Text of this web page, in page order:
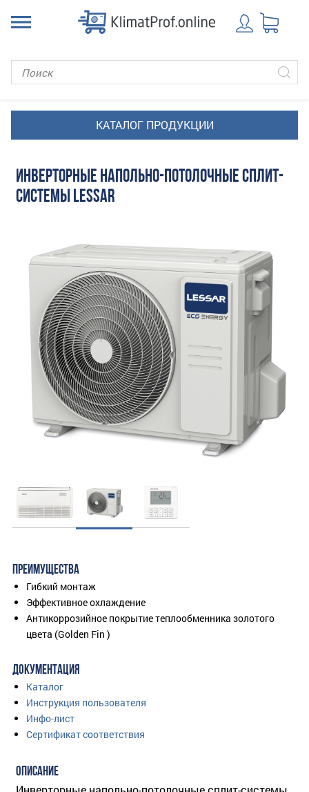
ИНВЕРТОРНЫЕ НАПОЛЬНО-ПОТОЛОЧНЫЕ СПЛИТ-
СИСТЕМЫ LESSAR
ПРЕИМУЩЕСТВА
Гибкий монтаж
Эффективное охлаждение
Антикоррозийное покрытие теплообменника золотого
цвета (Golden Fin )
ДОКУМЕНТАЦИЯ
Каталог
Инструкция пользователя
Инфо-лист
Сертификат соответствия
ОПИСАНИЕ